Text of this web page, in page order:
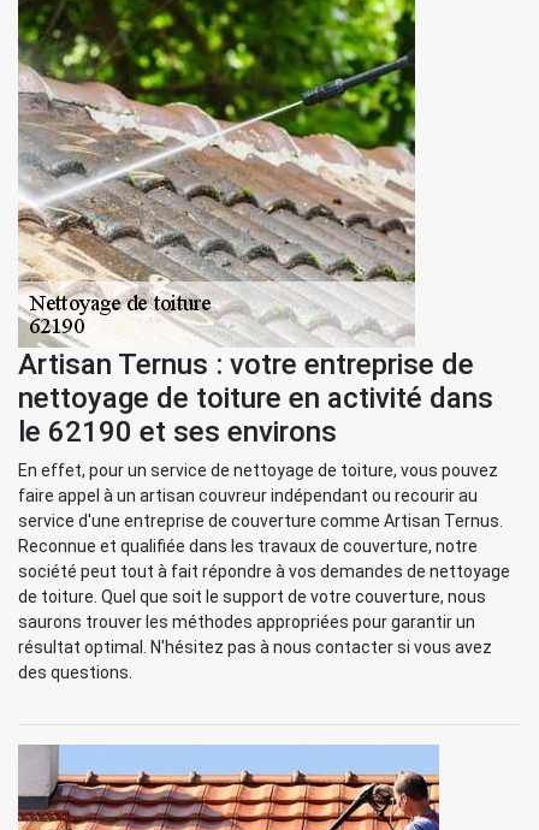
Artisan Ternus : votre entreprise de
nettoyage de toiture en activité dans
le 62190 et ses environs
En effet, pour un service de nettoyage de toiture, vous pouvez
faire appel à un artisan couvreur indépendant ou recourir au
service d'une entreprise de couverture comme Artisan Ternus.
Reconnue et qualifiée dans les travaux de couverture, notre
société peut tout à fait répondre à vos demandes de nettoyage
de toiture. Quel que soit le support de votre couverture, nous
saurons trouver les méthodes appropriées pour garantir un
résultat optimal. N'hésitez pas à nous contacter si vous avez
des questions.